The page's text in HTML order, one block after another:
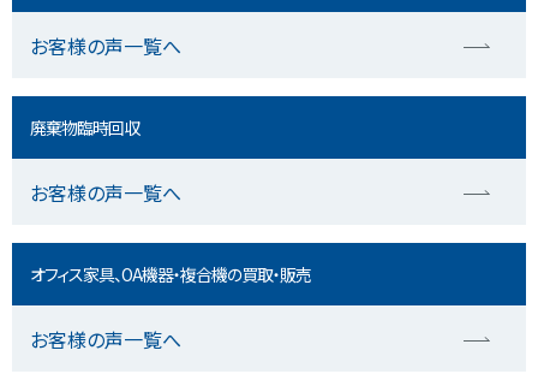
お客様の声一覧へ
廃棄物臨時回収
お客様の声一覧へ
オフィス家具、OA機器・複合機の買取・販売
お客様の声一覧へ